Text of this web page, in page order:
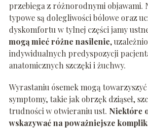
przebiega z różnorodnymi objawami.
typowe są dolegliwości bólowe oraz
dyskomfortu w tylnej części jamy
mogą mieć różne nasilenie,
indywidualnych predyspozycji
anatomicznych szczęki i żuchwy.
Wyrastaniu ósemek mogą
symptomy, takie jak obrzęk dziąseł,
trudności w otwieraniu ust. Niektóre
wskazywać na poważniejsze